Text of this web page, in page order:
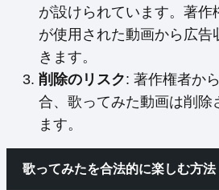
が設けられています。著作
が使用された動画から広告
きます。
削除のリスク: 著作権者か
合、歌ってみた動画は削除
ます。
歌ってみたを合法的に楽しむ方法